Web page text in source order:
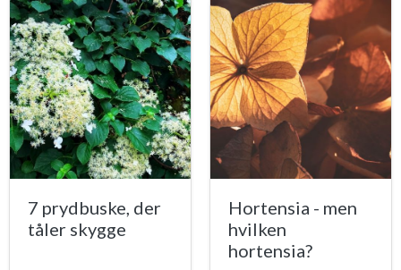
7 prydbuske, der
tåler skygge
Hortensia - men
hvilken
hortensia?